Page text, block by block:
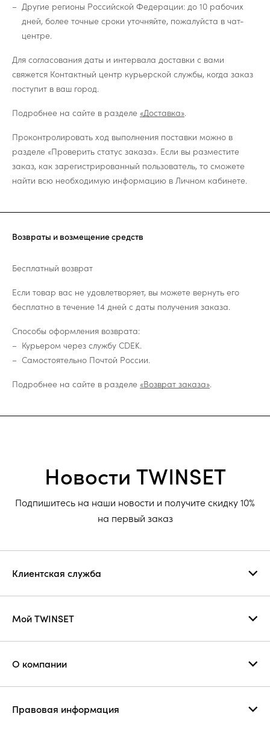
Другие регионы Российской Федерации: до 10 рабочих
дней, более точные сроки уточняйте, пожалуйста в чат-
центре.
Для согласования даты и интервала доставки с вами
свяжется Контактный центр курьерской службы, когда заказ
поступит в ваш город.
Подробнее на сайте в разделе «Доставка».
Проконтролировать ход выполнения поставки можно в
разделе «Проверить статус заказа». Если вы разместите
заказ, как зарегистрированный пользователь, то сможете
найти всю необходимую информацию в Личном кабинете.
Возвраты и возмещение средств
Бесплатный возврат
Если товар вас не удовлетворяет, вы можете вернуть его
бесплатно в течение 14 дней с даты получения заказа.
Способы оформления возврата:
Курьером через службу CDEK.
Самостоятельно Почтой России.
Подробнее на сайте в разделе «Возврат заказа».
Новости TWINSET
Подпишитесь на наши новости и получите скидку 10%
на первый заказ
Клиентская служба
Мой TWINSET
О компании
Правовая информация